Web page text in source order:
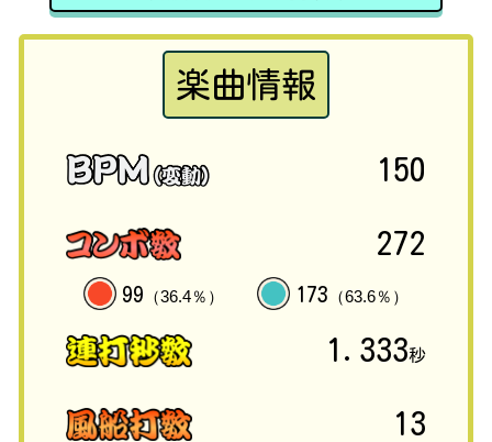
楽曲情報
150
272
99 （36.4％） 173 （63.6％）
1.333秒
13